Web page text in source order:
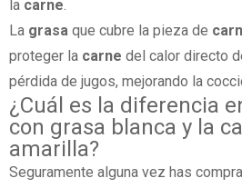
la carne.
La grasa que cubre la pieza de
proteger la carne del calor directo
pérdida de jugos, mejorando la
¿Cuál es la diferencia
con grasa blanca y la
amarilla?
Seguramente alguna vez has